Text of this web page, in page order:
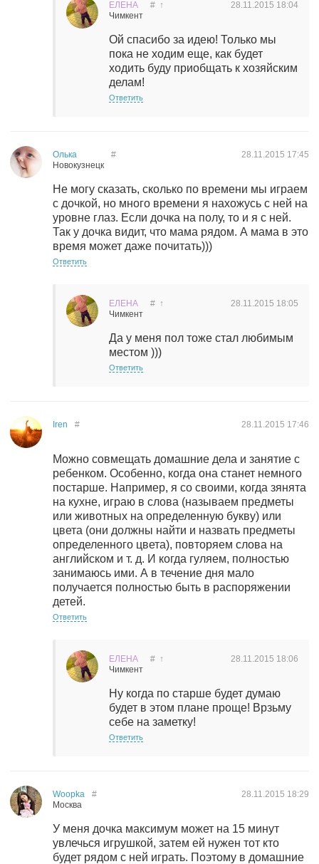
ЕЛЕНА
Чимкент
28.11.2015 18:04
# ↑
Ой спасибо за идею! Только мы
пока не ходим еще, как будет
ходить буду приобщать к хозяйским
делам!
Ответить
Олька
Новокузнецк
28.11.2015 17:45
#
Не могу сказать, сколько по времени мы играем
с дочкой, но много времени я нахожусь с ней на
уровне глаз. Если дочка на полу, то и я с ней.
Так у дочка видит, что мама рядом. А мама в это
время может даже почитать)))
Ответить
ЕЛЕНА
Чимкент
28.11.2015 18:05
# ↑
Да у меня пол тоже стал любимым
местом )))
Ответить
Iren 28.11.2015 17:46
#
Можно совмещать домашние дела и занятие с
ребенком. Особенно, когда она станет немного
постарше. Например, я со своими, когда зянята
на кухне, играю в слова (называем предметы
или животных на определенную букву) или
цвета (они должны найти и назвать предметы
определенного цвета), повторяем слова на
английском и т. д. И когда гуляем, полностью
занимаюсь ими. А в течение дня мало
получается полностью быть в распоряжении
детей.
Ответить
ЕЛЕНА
Чимкент
28.11.2015 18:06
# ↑
Ну когда по старше будет думаю
будет в этом плане проще! Врзьму
себе на заметку!
Ответить
Woopka
Москва
28.11.2015 18:29
#
У меня дочка максимум может на 15 минут
увлечься игрушкой, затем ей нужен тот кто
будет рядом с ней играть. Поэтому в домашние